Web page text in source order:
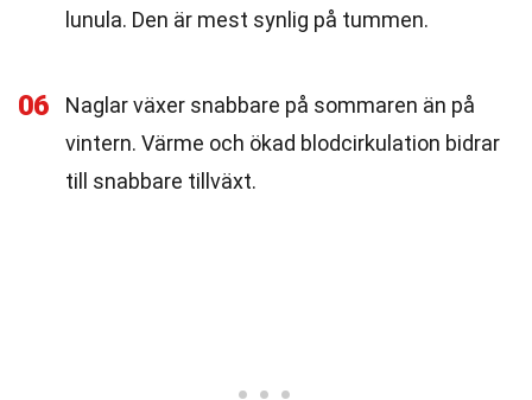
lunula. Den är mest synlig på tummen.
06
Naglar växer snabbare på sommaren än på
vintern. Värme och ökad blodcirkulation bidrar
till snabbare tillväxt.